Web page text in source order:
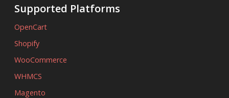
Supported Platforms
OpenCart
Shopify
WooCommerce
WHMCS
Magento